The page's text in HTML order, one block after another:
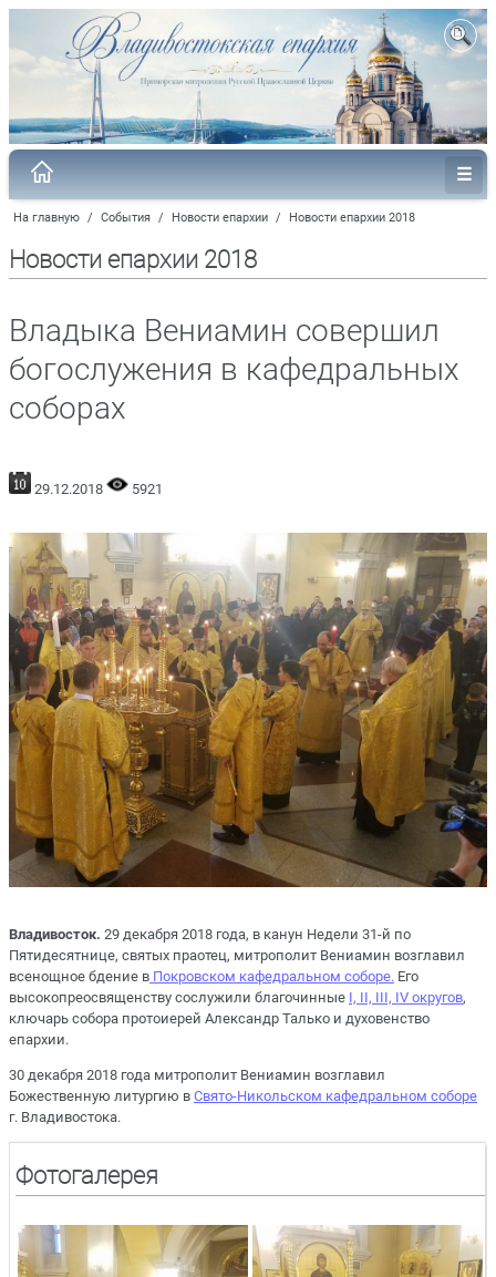
На главную / События / Новости епархии / Новости епархии 2018
Новости епархии 2018
Владыка Вениамин совершил
богослужения в кафедральных
соборах
29.12.2018 5921
Владивосток. 29 декабря 2018 года, в канун Недели 31-й по
Пятидесятнице, святых праотец, митрополит Вениамин возглавил
всенощное бдение в Покровском кафедральном соборе. Его
высокопреосвященству сослужили благочинные I, II, III, IV округов,
ключарь собора протоиерей Александр Талько и духовенство
епархии.
30 декабря 2018 года митрополит Вениамин возглавил
Божественную литургию в Свято-Никольском кафедральном соборе
г. Владивостока.
Фотогалерея